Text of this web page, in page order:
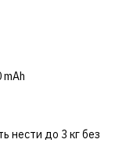
mAh
нести до 3 кг без